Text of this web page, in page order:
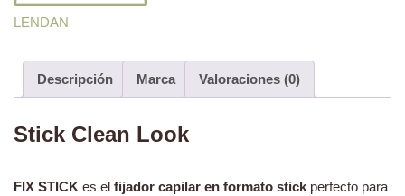
LENDAN
Descripción Marca Valoraciones (0)
Stick Clean Look
FIX STICK es el fijador capilar en formato stick perfecto para